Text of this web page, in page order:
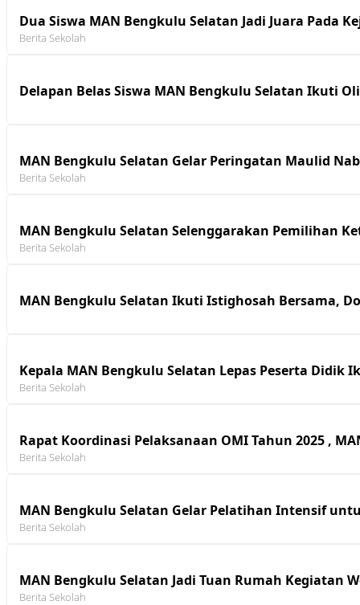
Dua Siswa MAN Bengkulu Selatan Jadi Juara Pada
Berita Sekolah
Delapan Belas Siswa MAN Bengkulu Selatan Ikuti
MAN Bengkulu Selatan Gelar Peringatan Maulid
Berita Sekolah
MAN Bengkulu Selatan Selenggarakan Pemilihan
Berita Sekolah
MAN Bengkulu Selatan Ikuti Istighosah Bersama,
Kepala MAN Bengkulu Selatan Lepas Peserta Didik
Berita Sekolah
Rapat Koordinasi Pelaksanaan OMI Tahun 2025 ,
Berita Sekolah
MAN Bengkulu Selatan Gelar Pelatihan Intensif
Berita Sekolah
MAN Bengkulu Selatan Jadi Tuan Rumah Kegiatan
Berita Sekolah